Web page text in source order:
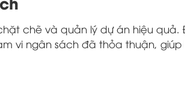
chẽ và quản lý dự án hiệu
vi ngân sách đã thỏa thuận,